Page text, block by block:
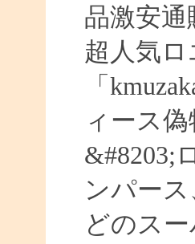
品激安通
超人気
「
ィース
&#8203;
ンパー
どのス